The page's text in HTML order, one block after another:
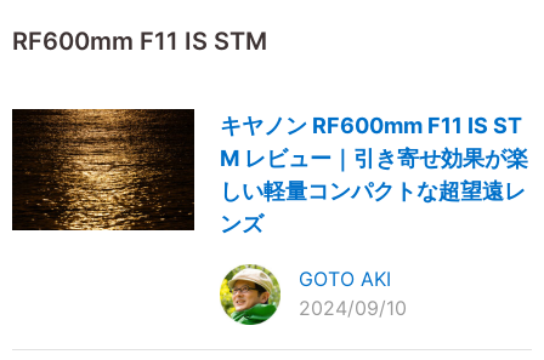
RF600mm F11 IS STM
キヤノン RF600mm F11 IS ST
M レビュー｜引き寄せ効果が楽
しい軽量コンパクトな超望遠レ
ンズ
GOTO AKI
2024/09/10